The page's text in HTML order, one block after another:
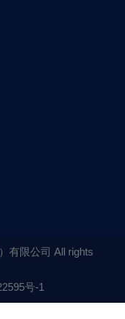
有限公司 All rights
号-1